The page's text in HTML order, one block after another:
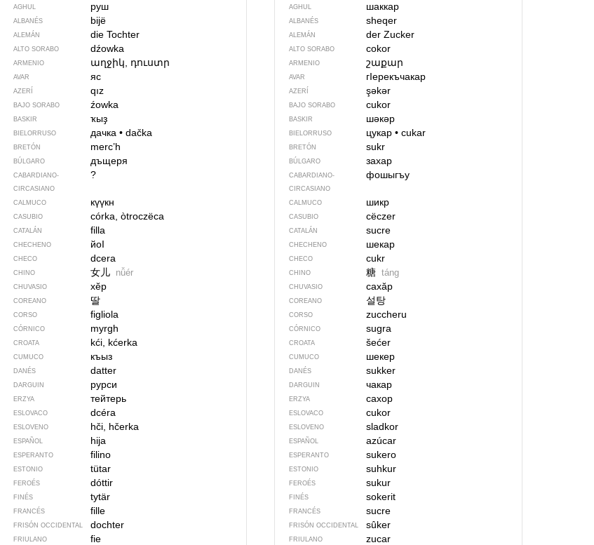
AGHUL руш
ALBANÉS bijë
ALEMÁN die Tochter
ALTO SORABO dźowka
ARMENIO աղջիկ, դուստր
AVAR яс
AZERÍ qız
BAJO SORABO źowka
BASKIR ҡыҙ
BIELORRUSO дачка • dačka
BRETÓN merc’h
BÚLGARO дъщеря
CABARDIANO-
CIRCASIANO
?
CALMUCO күүкн
CASUBIO córka, òtroczëca
CATALÁN filla
CHECHENO йоI
CHECO dcera
CHINO 女儿 nǚér
CHUVASIO хӗр
COREANO 딸
CORSO figliola
CÓRNICO myrgh
CROATA kći, kćerka
CUMUCO къыз
DANÉS datter
DARGUIN рурси
ERZYA тейтерь
ESLOVACO dcéra
ESLOVENO hči, hčerka
ESPAÑOL hija
ESPERANTO filino
ESTONIO tütar
FEROÉS dóttir
FINÉS tytär
FRANCÉS fille
FRISÓN OCCIDENTAL dochter
FRIULANO fie
AGHUL шаккар
ALBANÉS sheqer
ALEMÁN der Zucker
ALTO SORABO cokor
ARMENIO շաքար
AVAR гIерекъчакар
AZERÍ şəkər
BAJO SORABO cukor
BASKIR шәкәр
BIELORRUSO цукар• cukar
BRETÓN sukr
BÚLGARO захар
CABARDIANO-
CIRCASIANO
фошыгъу
CALMUCO шикр
CASUBIO cëczer
CATALÁN sucre
CHECHENO шекар
CHECO cukr
CHINO 糖 táng
CHUVASIO сахӑр
COREANO 설탕
CORSO zuccheru
CÓRNICO sugra
CROATA šećer
CUMUCO шекер
DANÉS sukker
DARGUIN чакар
ERZYA сахор
ESLOVACO cukor
ESLOVENO sladkor
ESPAÑOL azúcar
ESPERANTO sukero
ESTONIO suhkur
FEROÉS sukur
FINÉS sokerit
FRANCÉS sucre
FRISÓN OCCIDENTAL sûker
FRIULANO zucar